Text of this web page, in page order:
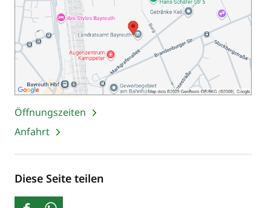
Öffnungszeiten
Anfahrt
Diese Seite teilen